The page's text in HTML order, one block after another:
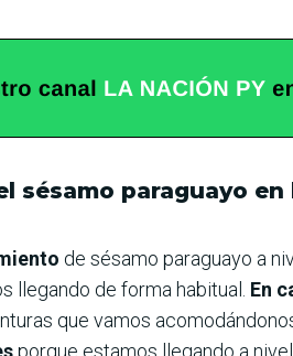
sésamo paraguayo
de sésamo paraguayo a
llegando de forma habitual. En
que vamos
porque estamos llegando a